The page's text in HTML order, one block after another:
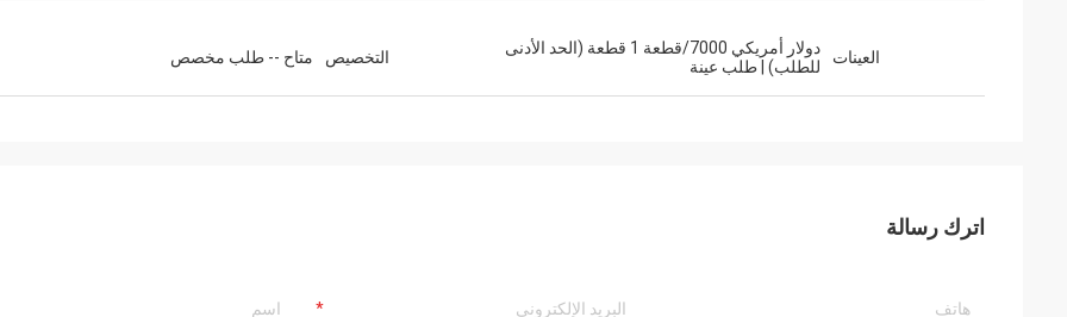
العينات
دولار أمريكي 7000/قطعة 1 قطعة (الحد الأدنى
للطلب) | طلب عينة
التخصيص متاح -- طلب مخصص
اترك رسالة